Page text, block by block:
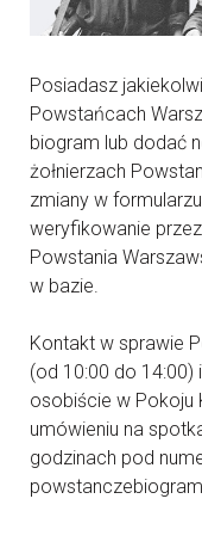
Posiadasz
Powstańcach
biogram lub dodać
żołnierzach
zmiany w
weryfikowanie
Powstania
w bazie.
Kontakt w sprawie
(od 10:00 do 14:00)
osobiście w Pokoju
umówieniu na
godzinach pod